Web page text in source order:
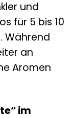
und
für 5 bis 10
Während
an
Aromen
im